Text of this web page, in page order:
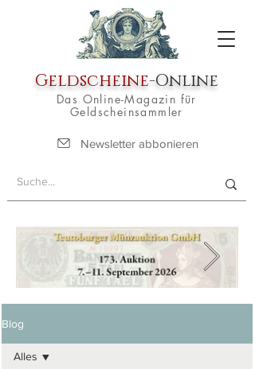
Geldscheine-Online
Das Online-Magazin für
Geldscheinsammler
Newsletter abbonieren
Blog
Alles